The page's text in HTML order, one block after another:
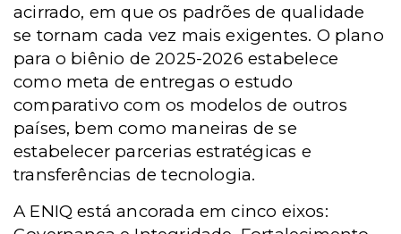
acirrado, em que os padrões de qualidade
se tornam cada vez mais exigentes. O plano
para o biênio de 2025-2026 estabelece
como meta de entregas o estudo
comparativo com os modelos de outros
países, bem como maneiras de se
estabelecer parcerias estratégicas e
transferências de tecnologia.
A ENIQ está ancorada em cinco eixos: